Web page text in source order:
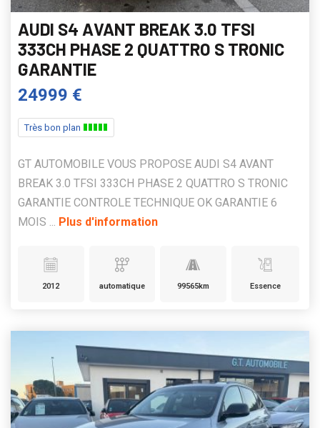
AUDI S4 AVANT BREAK 3.0 TFSI
333CH PHASE 2 QUATTRO S TRONIC
GARANTIE
24999 €
Très bon plan
GT AUTOMOBILE VOUS PROPOSE AUDI S4 AVANT
BREAK 3.0 TFSI 333CH PHASE 2 QUATTRO S TRONIC
GARANTIE CONTROLE TECHNIQUE OK GARANTIE 6
MOIS ... Plus d'information
2012 automatique 99565km Essence